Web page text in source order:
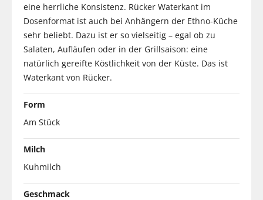
eine herrliche Konsistenz. Rücker Waterkant im
Dosenformat ist auch bei Anhängern der Ethno-Küche
sehr beliebt. Dazu ist er so vielseitig – egal ob zu
Salaten, Aufläufen oder in der Grillsaison: eine
natürlich gereifte Köstlichkeit von der Küste. Das ist
Waterkant von Rücker.
Form
Am Stück
Milch
Kuhmilch
Geschmack